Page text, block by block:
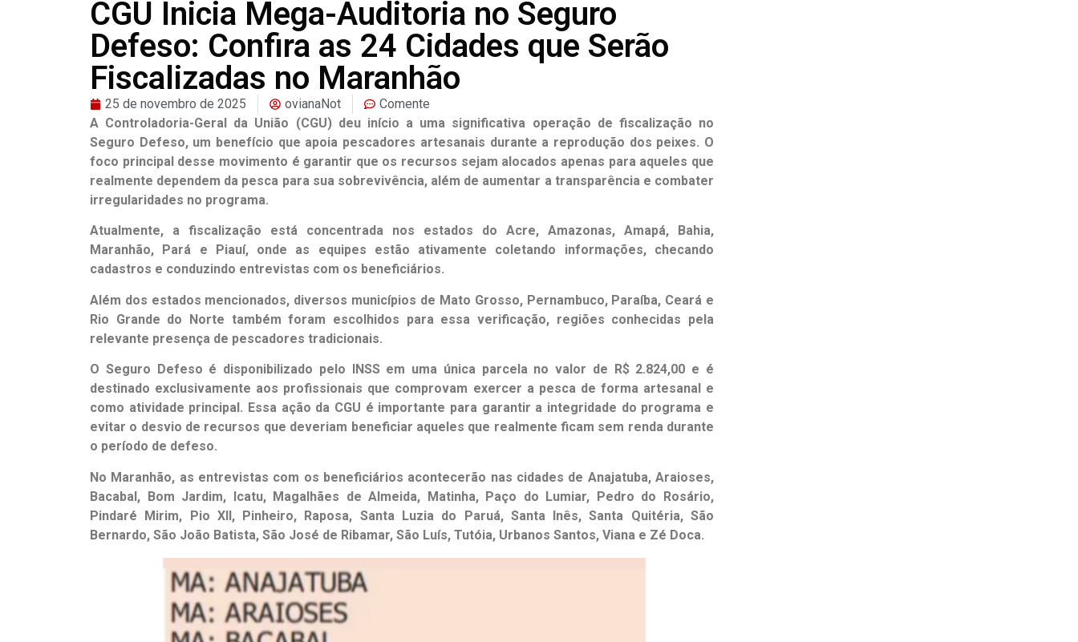
CGU Inicia Mega-Auditoria no Seguro
Defeso: Confira as 24 Cidades que Serão
Fiscalizadas no Maranhão
25 de novembro de 2025 ovianaNot
Comente
A Controladoria-Geral da União (CGU) deu início a uma significativa operação de fiscalização no
Seguro Defeso, um benefício que apoia pescadores artesanais durante a reprodução dos peixes. O
foco principal desse movimento é garantir que os recursos sejam alocados apenas para aqueles que
realmente dependem da pesca para sua sobrevivência, além de aumentar a transparência e combater
irregularidades no programa.
Atualmente, a fiscalização está concentrada nos estados do Acre, Amazonas, Amapá, Bahia,
Maranhão, Pará e Piauí, onde as equipes estão ativamente coletando informações, checando
cadastros e conduzindo entrevistas com os beneficiários.
Além dos estados mencionados, diversos municípios de Mato Grosso, Pernambuco, Paraíba, Ceará e
Rio Grande do Norte também foram escolhidos para essa verificação, regiões conhecidas pela
relevante presença de pescadores tradicionais.
O Seguro Defeso é disponibilizado pelo INSS em uma única parcela no valor de R$ 2.824,00 e é
destinado exclusivamente aos profissionais que comprovam exercer a pesca de forma artesanal e
como atividade principal. Essa ação da CGU é importante para garantir a integridade do programa e
evitar o desvio de recursos que deveriam beneficiar aqueles que realmente ficam sem renda durante
o período de defeso.
No Maranhão, as entrevistas com os beneficiários acontecerão nas cidades de Anajatuba, Araioses,
Bacabal, Bom Jardim, Icatu, Magalhães de Almeida, Matinha, Paço do Lumiar, Pedro do Rosário,
Pindaré Mirim, Pio XII, Pinheiro, Raposa, Santa Luzia do Paruá, Santa Inês, Santa Quitéria, São
Bernardo, São João Batista, São José de Ribamar, São Luís, Tutóia, Urbanos Santos, Viana e Zé Doca.